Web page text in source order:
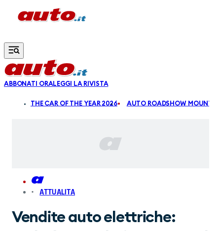
Vai al contenuto principale
ABBONATI ORALEGGI LA RIVISTA
THE CAR OF THE YEAR 2026 AUTO ROADSHOW
ATTUALITA
Vendite auto elettriche: